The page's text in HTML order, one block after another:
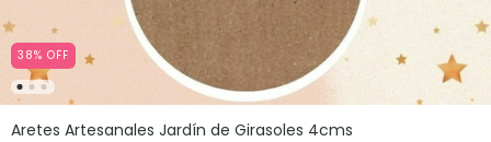
38% OFF
Aretes Artesanales Jardín de Girasoles 4cms